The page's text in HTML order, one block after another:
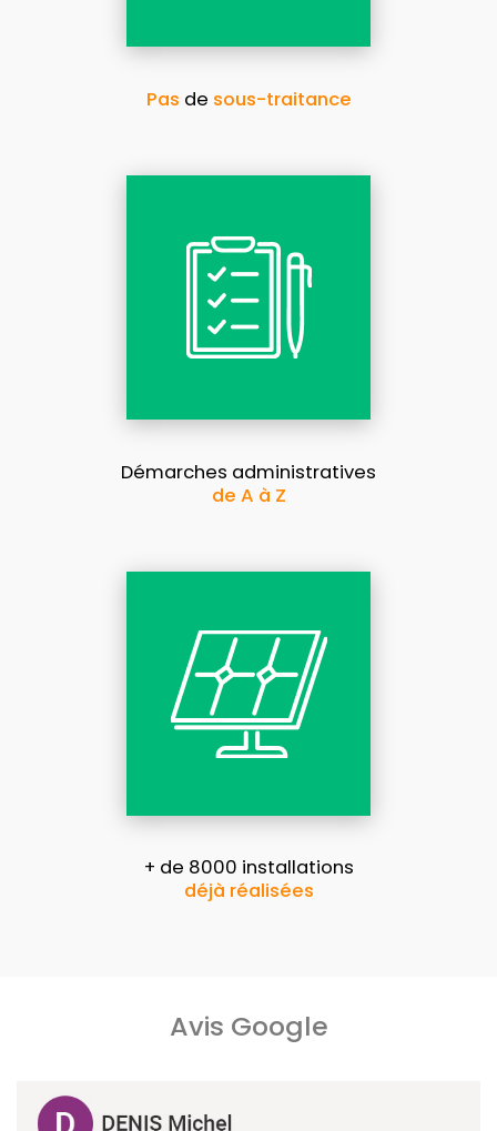
Pas de sous-traitance
Démarches administratives
de A à Z
+ de 8000 installations
déjà réalisées
Avis Google